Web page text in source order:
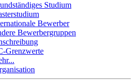
Studium
Bewerber
Bewerbergruppen
Grenzwerte